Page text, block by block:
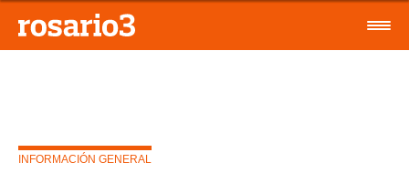
INFORMACIÓN GENERAL